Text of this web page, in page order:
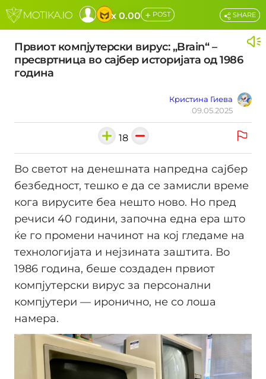
x 0.00 + POST
Првиот компјутерски вирус: „Brain“ –
пресвртница во сајбер историјата од 1986
година
Кристина Гиева
09.05.2025
SHARE
18
Во светот на денешната напредна сајбер
безбедност, тешко е да се замисли време
кога вирусите беа нешто ново. Но пред
речиси 40 години, започна една ера што
ќе го промени начинот на кој гледаме на
технологијата и нејзината заштита. Во
1986 година, беше создаден првиот
компјутерски вирус за персонални
компјутери — иронично, не со лоша
намера.